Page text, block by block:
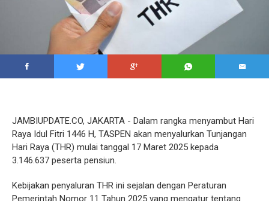
JAMBIUPDATE.CO, JAKARTA - Dalam rangka menyambut Hari
Raya Idul Fitri 1446 H, TASPEN akan menyalurkan Tunjangan
Hari Raya (THR) mulai tanggal 17 Maret 2025 kepada
3.146.637 peserta pensiun.
Kebijakan penyaluran THR ini sejalan dengan Peraturan
Pemerintah Nomor 11 Tahun 2025 yang mengatur tentang